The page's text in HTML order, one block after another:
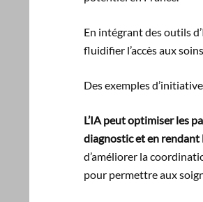
En intégrant des outils
fluidifier l’accès aux
Des exemples
L’IA peut optimiser les
diagnostic et en rendant
d’améliorer la
pour permettre aux